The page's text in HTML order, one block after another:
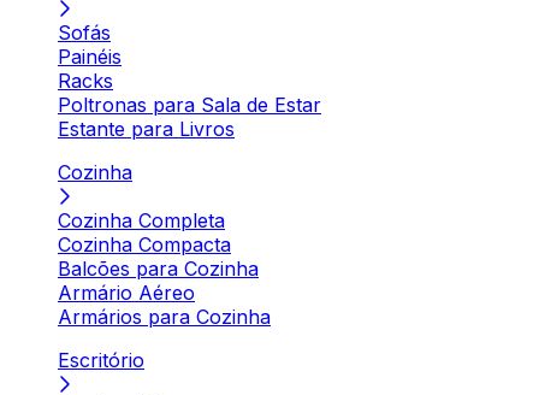
Sofás
Painéis
Racks
Poltronas para Sala de Estar
Estante para Livros
Cozinha
Cozinha Completa
Cozinha Compacta
Balcões para Cozinha
Armário Aéreo
Armários para Cozinha
Escritório